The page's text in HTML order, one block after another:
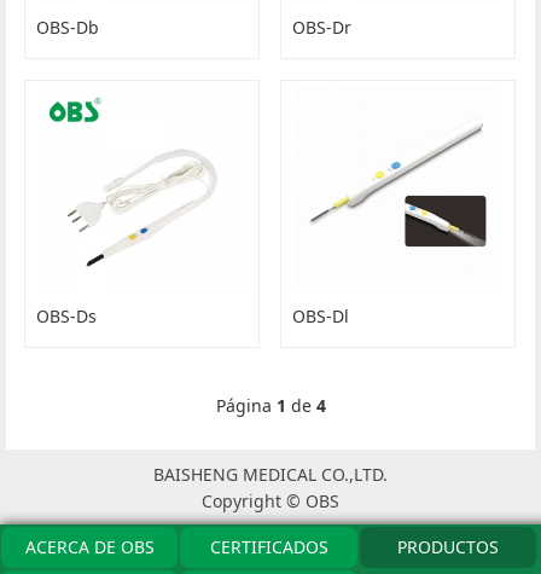
OBS-Db OBS-Dr
OBS-Ds OBS-Dl
Página 1 de 4
BAISHENG MEDICAL CO.,LTD.
Copyright © OBS
ACERCA DE OBS CERTIFICADOS PRODUCTOS